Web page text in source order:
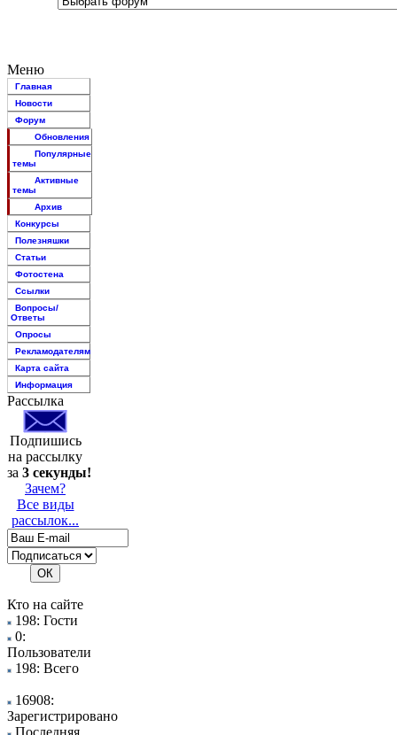
Меню
Главная
Новости
Форум
Обновления
Популярные
темы
Активные
темы
Архив
Конкурсы
Полезняшки
Статьи
Фотостена
Ссылки
Вопросы/
Ответы
Опросы
Рекламодателям
Карта сайта
Информация
Рассылка
Подпишись
на рассылку
за 3 секунды!
Зачем?
Все виды
рассылок...
Кто на сайте
198: Гости
0:
Пользователи
198: Всего
16908:
Зарегистрировано
Последняя